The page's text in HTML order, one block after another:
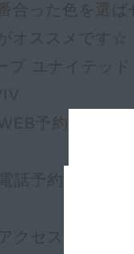
合った色を選
オススメです☆